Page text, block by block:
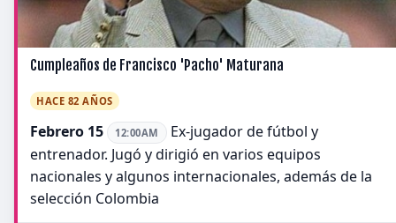
Cumpleaños de Francisco 'Pacho' Maturana
HACE 82 AÑOS
Febrero 15 12:00AM
Ex-jugador de fútbol y
entrenador. Jugó y dirigió en varios equipos
nacionales y algunos internacionales, además de la
selección Colombia